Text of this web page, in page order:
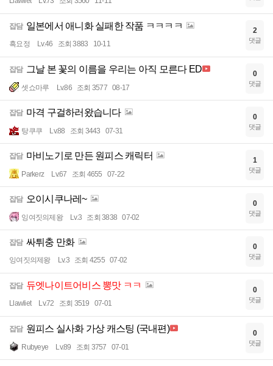
잡담 일본에서 애니화 실패한 작품 ㅋㅋㅋㅋ
흑요정 Lv.46 조회 3883 10-11
2
댓글
잡담 그날 본 꽃의 이름을 우리는 아직 모른다 ED
셋쇼마루 Lv.86 조회 3577 08-17
0
댓글
잡담 마격 구걸하러왔습니다
탕쿠쿠 Lv.88 조회 3443 07-31
0
댓글
잡담 마비노기로 만든 원피스 캐릭터
Parkerz Lv.67 조회 4655 07-22
1
댓글
잡담 오이시쿠나레~
잉여짓의제왕 Lv.3 조회 3838 07-02
0
댓글
잡담 싸튀충 만화
잉여짓의제왕 Lv.3 조회 4255 07-02
0
댓글
잡담 듀엣나이트어비스 뽕맛 ㅋㅋ
Llawliet Lv.72 조회 3519 07-01
0
댓글
잡담 원피스 실사화 가상 캐스팅 (국내편)
Rubyeye Lv.89 조회 3757 07-01
0
댓글